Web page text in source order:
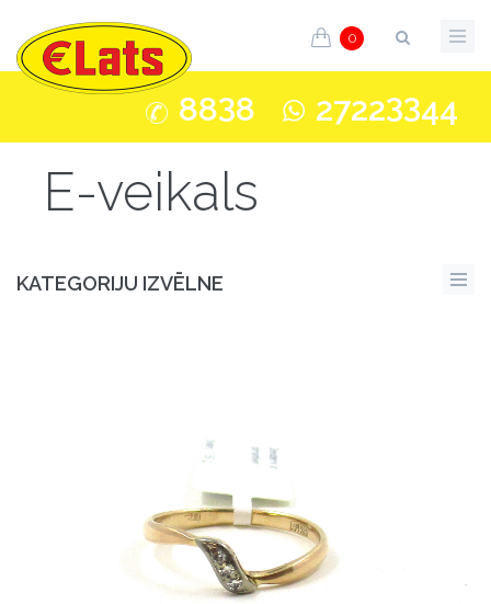
0
8838 27223344
E-veikals
KATEGORIJU IZVĒLNE